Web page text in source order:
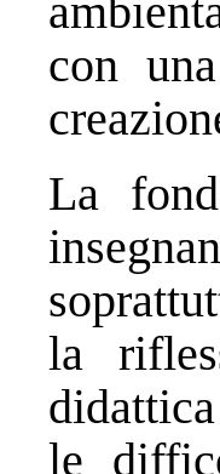
con
La
la
le